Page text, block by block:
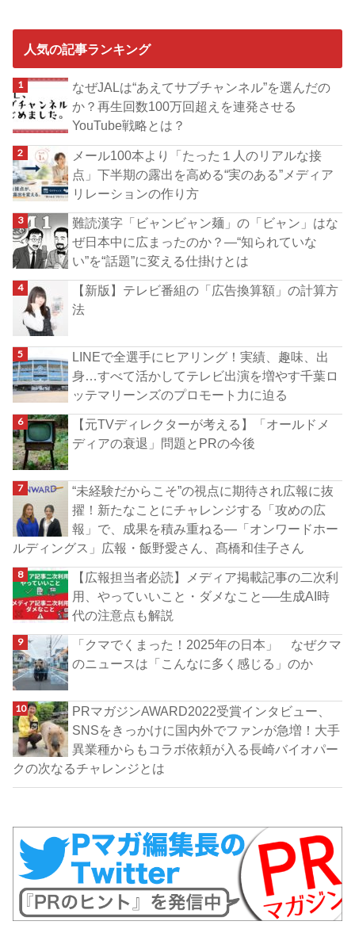
人気の記事ランキング
なぜJALは“あえてサブチャンネル”を選んだの
か？再生回数100万回超えを連発させる
YouTube戦略とは？
メール100本より「たった１人のリアルな接
点」下半期の露出を高める“実のある”メディア
リレーションの作り方
難読漢字「ビャンビャン麺」の「ビャン」はな
ぜ日本中に広まったのか？―“知られていな
い”を“話題”に変える仕掛けとは
【新版】テレビ番組の「広告換算額」の計算方
法
LINEで全選手にヒアリング！実績、趣味、出
身…すべて活かしてテレビ出演を増やす千葉ロ
ッテマリーンズのプロモート力に迫る
【元TVディレクターが考える】「オールドメ
ディアの衰退」問題とPRの今後
“未経験だからこそ”の視点に期待され広報に抜
擢！新たなことにチャレンジする「攻めの広
報」で、成果を積み重ねる―「オンワードホー
ルディングス」広報・飯野愛さん、髙橋和佳子さん
【広報担当者必読】メディア掲載記事の二次利
用、やっていいこと・ダメなこと──生成AI時
代の注意点も解説
「クマでくまった！2025年の日本」 なぜクマ
のニュースは「こんなに多く感じる」のか
PRマガジンAWARD2022受賞インタビュー、
SNSをきっかけに国内外でファンが急増！大手
異業種からもコラボ依頼が入る長崎バイオパー
クの次なるチャレンジとは